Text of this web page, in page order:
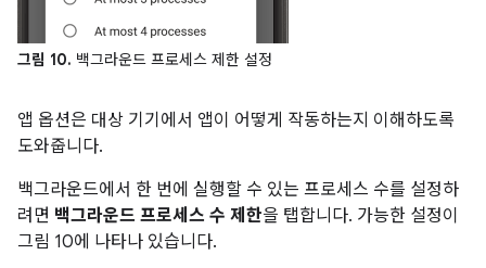
그림 10. 백그라운드 프로세스 제한 설정
앱 옵션은 대상 기기에서 앱이 어떻게 작동하는지 이해하도록
도와줍니다.
백그라운드에서 한 번에 실행할 수 있는 프로세스 수를 설정하
려면 백그라운드 프로세스 수 제한을 탭합니다. 가능한 설정이
그림 10에 나타나 있습니다.